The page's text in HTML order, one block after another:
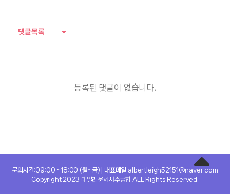
댓글목록
등록된 댓글이 없습니다.
문의시간:09:00 ~18:00 (월~금) | 대표메일:albertleigh52151@naver.com
Copyright 2023 데일리운세사주궁합 ALL Rights Reserved.